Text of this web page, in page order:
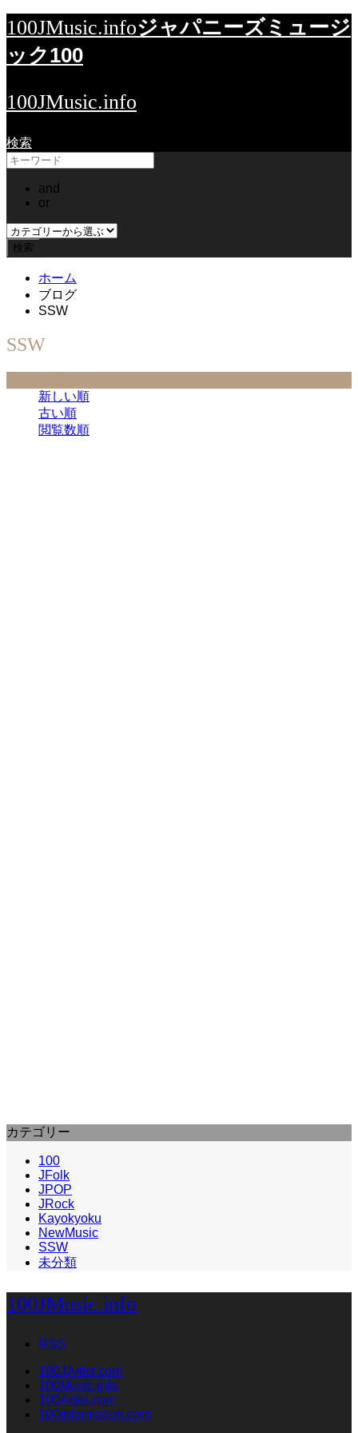
100JMusic.infoジャパニーズミュージ
ック100
100JMusic.info
検索
and
or
ホーム
ブログ
SSW
SSW
新しい順
古い順
閲覧数順
カテゴリー
100
JFolk
JPOP
JRock
Kayokyoku
NewMusic
SSW
未分類
100JMusic.info
RSS
100JArtist.com
100Music.info
100Artist.com
100information.com